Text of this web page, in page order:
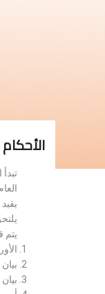
يتم